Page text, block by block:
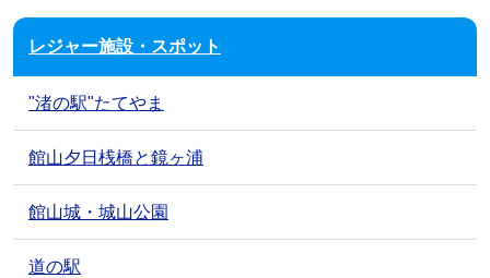
レジャー施設・スポット
"渚の駅"たてやま
館山夕日桟橋と鏡ヶ浦
館山城・城山公園
道の駅